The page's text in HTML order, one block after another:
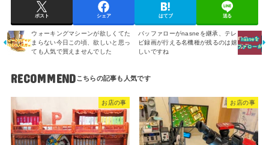
ポスト シェア はてブ 送る
バッファローがnasneを継承、テレ
ビ録画が行える名機種が残るのは嬉
しいですね
ウォーキングマシーンが欲しくてた
まらない今日この頃、欲しいと思っ
ても人気で買えませんでした
RECOMMEND
お店の事 お店の事